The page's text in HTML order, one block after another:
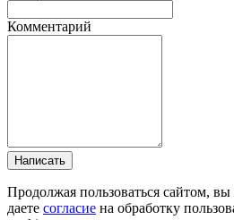
Комментарий
Написать
Продолжая пользоваться сайтом,
даете согласие на обработку